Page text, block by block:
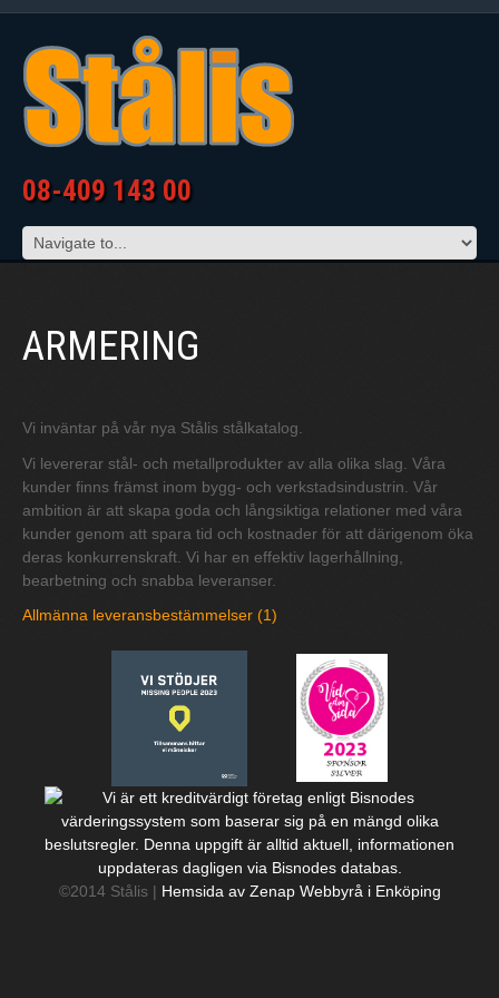
08-409 143 00
ARMERING
Vi inväntar på vår nya Stålis stålkatalog.
Vi levererar stål- och metallprodukter av alla olika slag. Våra
kunder finns främst inom bygg- och verkstadsindustrin. Vår
ambition är att skapa goda och långsiktiga relationer med våra
kunder genom att spara tid och kostnader för att därigenom öka
deras konkurrenskraft. Vi har en effektiv lagerhållning,
bearbetning och snabba leveranser.
Allmänna leveransbestämmelser (1)
©2014 Stålis | Hemsida av Zenap Webbyrå i Enköping